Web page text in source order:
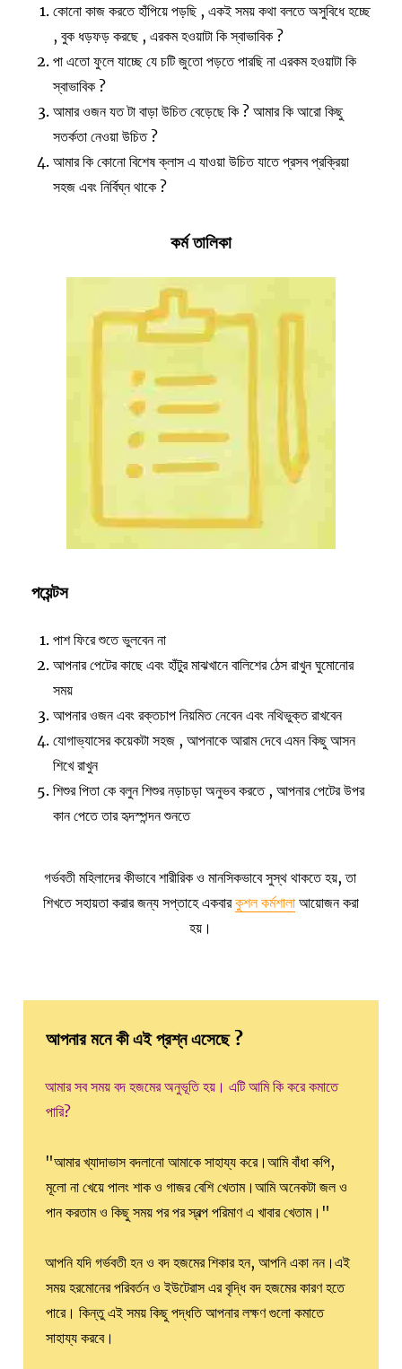
কোনো কাজ করতে হাঁপিয়ে পড়ছি , একই সময় কথা বলতে অসুবিধে হচ্ছে
, বুক ধড়ফড় করছে , এরকম হওয়াটা কি স্বাভাবিক ?
পা এতো ফুলে যাচ্ছে যে চটি জুতো পড়তে পারছি না এরকম হওয়াটা কি
স্বাভাবিক ?
আমার ওজন যত টা বাড়া উচিত বেড়েছে কি ? আমার কি আরো কিছু
সতর্কতা নেওয়া উচিত ?
আমার কি কোনো বিশেষ ক্লাস এ যাওয়া উচিত যাতে প্রসব প্রক্রিয়া
সহজ এবং নির্বিঘ্ন থাকে ?
কর্ম তালিকা
পয়েন্টস
পাশ ফিরে শুতে ভুলবেন না
আপনার পেটের কাছে এবং হাঁটুর মাঝখানে বালিশের ঠেস রাখুন ঘুমোনোর
সময়
আপনার ওজন এবং রক্তচাপ নিয়মিত নেবেন এবং নথিভুক্ত রাখবেন
যোগাভ্যাসের কয়েকটা সহজ , আপনাকে আরাম দেবে এমন কিছু আসন
শিখে রাখুন
শিশুর পিতা কে বলুন শিশুর নড়াচড়া অনুভব করতে , আপনার পেটের উপর
কান পেতে তার হৃদস্পন্দন শুনতে
গর্ভবতী মহিলাদের কীভাবে শারীরিক ও মানসিকভাবে সুস্থ থাকতে হয়, তা
শিখতে সহায়তা করার জন্য সপ্তাহে একবারকুশল কর্মশালাআয়োজন করা
হয়।
আপনার মনে কী এই প্রশ্ন এসেছে ?
আমার সব সময় বদ হজমের অনুভূতি হয়। এটি আমি কি করে কমাতে
পারি?
"আমার খ্যাদাভাস বদলানো আমাকে সাহায্য করে।আমি বাঁধা কপি,
মূলো না খেয়ে পালং শাক ও গাজর বেশি খেতাম।আমি অনেকটা জল ও
পান করতাম ও কিছু সময় পর পর স্বল্প পরিমাণ এ খাবার খেতাম।"
আপনি যদি গর্ভবতী হন ও বদ হজমের শিকার হন, আপনি একা নন।এই
সময় হরমোনের পরিবর্তন ও ইউটেরাস এর বৃদ্ধি বদ হজমের কারণ হতে
পারে। কিন্তু এই সময় কিছু পদ্ধতি আপনার লক্ষণ গুলো কমাতে
সাহায্য করবে।